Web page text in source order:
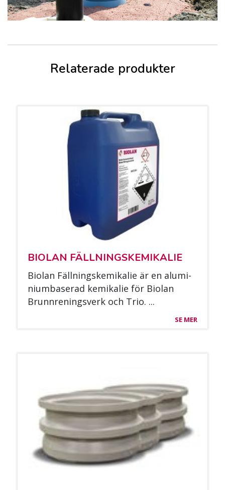
Relaterade produkter
BIO­LAN FÄLL­NINGS­KE­MI­KA­LIE
Bio­lan Fäll­nings­ke­mi­ka­lie är en alu­mi­
nium­ba­se­rad ke­mi­ka­lie för Bio­lan
Brunn­re­nings­verk och Trio. ...
SE MER